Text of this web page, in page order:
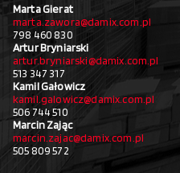
Marta Gierat
marta.zawora@damix.com.pl
798 460 830
Artur Bryniarski
artur.bryniarski@damix.com.pl
513 347 317
Kamil Gałowicz
kamil.galowicz@damix.com.pl
506 744 510
Marcin Zając
marcin.zajac@damix.com.pl
505 809 572